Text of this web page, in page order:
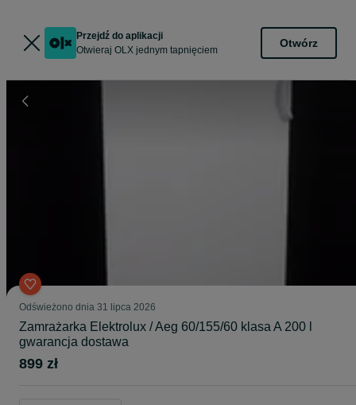
Przejdź do aplikacji
Otwieraj OLX jednym tapnięciem
Otwórz
Odświeżono dnia 31 lipca 2026
Zamrażarka Elektrolux / Aeg 60/155/60 klasa A 200 l
gwarancja dostawa
899 zł